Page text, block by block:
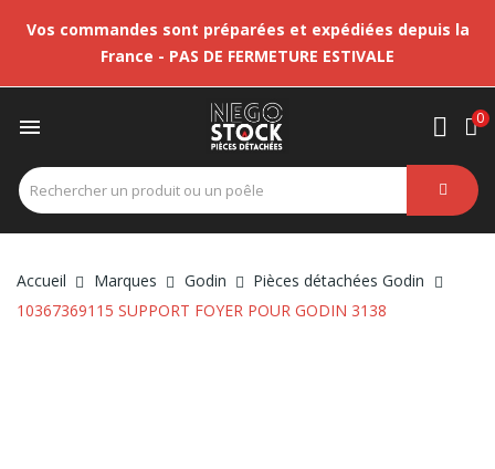
Vos commandes sont préparées et expédiées depuis la
France - PAS DE FERMETURE ESTIVALE
 0
Accueil Marques Godin
Pièces détachées Godin
10367369115 SUPPORT FOYER POUR GODIN 3138